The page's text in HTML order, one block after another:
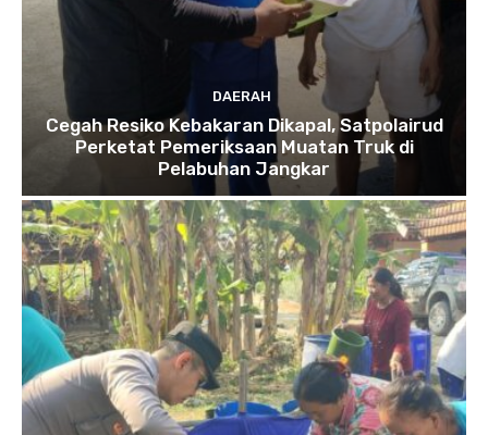
DAERAH
Cegah Resiko Kebakaran Dikapal, Satpolairud
Perketat Pemeriksaan Muatan Truk di
Pelabuhan Jangkar